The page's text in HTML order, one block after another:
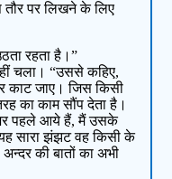
तौर पर लिखने के लिए
रहता है।”
चला। “उससे कहिए,
काट जाए। जिस किसी
का काम सौंप देता है।
पहले आये हैं, मैं उसके
सारा झंझट वह किसी के
की बातों का अभी